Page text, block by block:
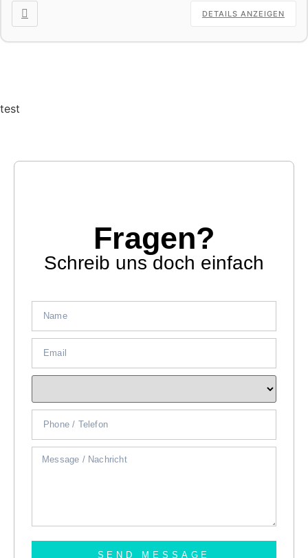
DETAILS ANZEIGEN
test
Fragen?
Schreib uns doch einfach
SEND MESSAGE